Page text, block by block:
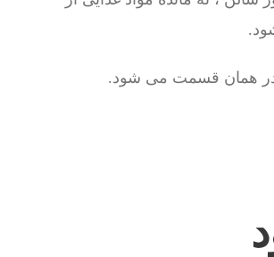
در همان قسمت می شود.